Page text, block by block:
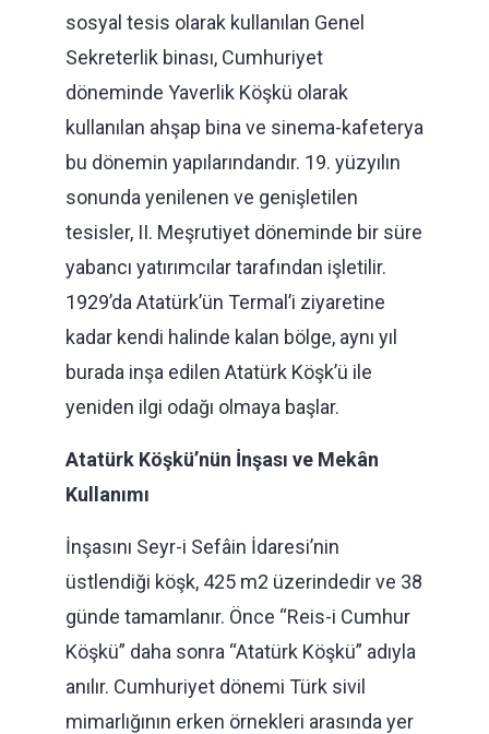
sosyal tesis olarak kullanılan Genel
Sekreterlik binası, Cumhuriyet
döneminde Yaverlik Köşkü olarak
kullanılan ahşap bina ve sinema-kafeterya
bu dönemin yapılarındandır. 19. yüzyılın
sonunda yenilenen ve genişletilen
tesisler, II. Meşrutiyet döneminde bir süre
yabancı yatırımcılar tarafından işletilir.
1929’da Atatürk’ün Termal’i ziyaretine
kadar kendi halinde kalan bölge, aynı yıl
burada inşa edilen Atatürk Köşk’ü ile
yeniden ilgi odağı olmaya başlar.
Atatürk Köşkü’nün İnşası ve Mekân
Kullanımı
İnşasını Seyr-i Sefâin İdaresi’nin
üstlendiği köşk, 425 m2 üzerindedir ve 38
günde tamamlanır. Önce “Reis-i Cumhur
Köşkü” daha sonra “Atatürk Köşkü” adıyla
anılır. Cumhuriyet dönemi Türk sivil
mimarlığının erken örnekleri arasında yer